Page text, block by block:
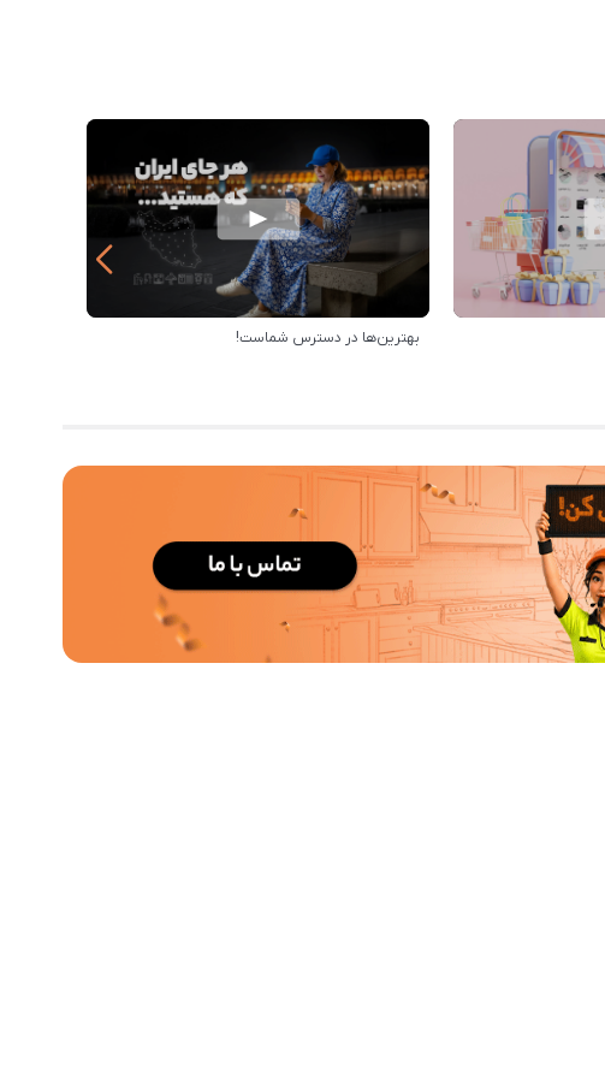
بهترین‌ها در دسترس شماست!